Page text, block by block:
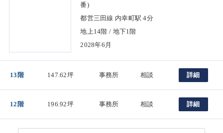
番)
都営三田線 内幸町駅 4分
地上14階 / 地下1階
2028年6月
13階 147.62坪 事務所 相談 詳細
12階 196.92坪 事務所 相談 詳細